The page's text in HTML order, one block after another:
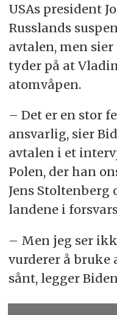
USAs president
Russlands
avtalen, men
tyder på at
atomvåpen.
– Det er en stor
ansvarlig, sier
avtalen i et
Polen, der han
Jens Stoltenberg
landene i
– Men jeg ser
vurderer å bruke
sånt, legger